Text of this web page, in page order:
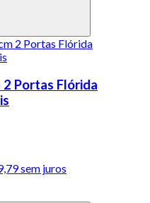
Portas Flórida
sem juros